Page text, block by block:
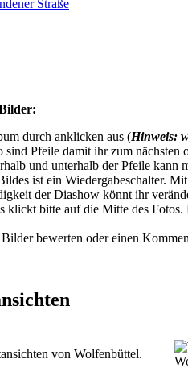
Straße
durch anklicken aus (Hinweis:
Pfeile damit ihr zum
und unterhalb der Pfeile kann
ist ein Wiedergabeschalter.
der Diashow könnt ihr
klickt bitte auf die Mitte des
bewerten oder einen
von Wolfenbüttel.